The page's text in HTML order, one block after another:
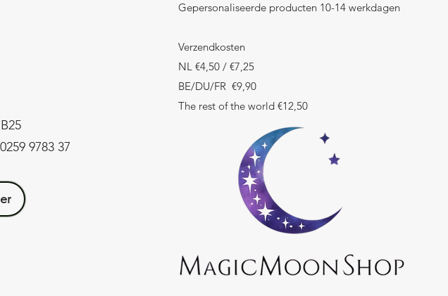
9783 37
Gepersonaliseerde producten 10-14 werkdagen
Verzendkosten
NL €4,50 / €7,25
BE/DU/FR €9,90
The rest of the world €12,50